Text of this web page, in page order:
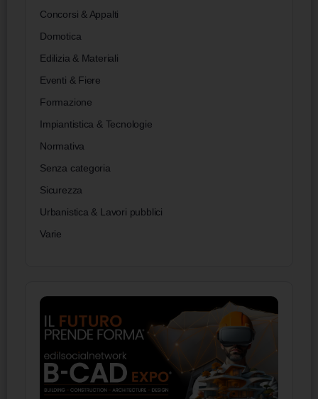
Concorsi & Appalti
Domotica
Edilizia & Materiali
Eventi & Fiere
Formazione
Impiantistica & Tecnologie
Normativa
Senza categoria
Sicurezza
Urbanistica & Lavori pubblici
Varie